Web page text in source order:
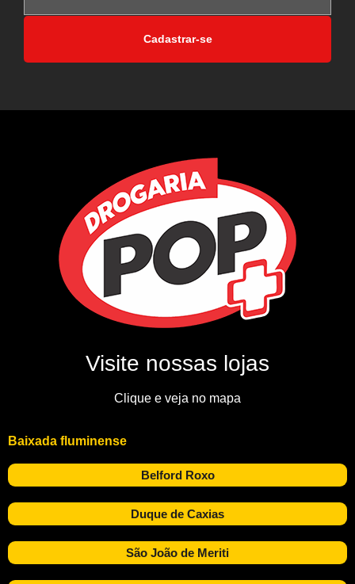
Cadastrar-se
Visite nossas lojas
Clique e veja no mapa
Baixada fluminense
Belford Roxo
Duque de Caxias
São João de Meriti